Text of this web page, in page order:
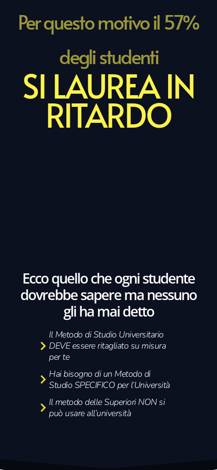
Per questo motivo il 57%
degli studenti
SI LAUREA IN
RITARDO
Ecco quello che ogni studente
dovrebbe sapere ma nessuno
gli ha mai detto
Il Metodo di Studio Universitario
DEVE essere ritagliato su misura
per te
Hai bisogno di un Metodo di
Studio SPECIFICO per l’Università
Il metodo delle Superiori NON si
può usare all’università